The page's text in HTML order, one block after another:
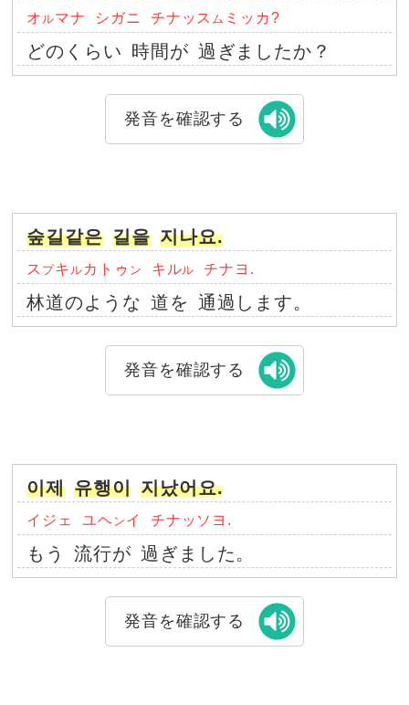
オ ルマナ シガニ チナッス ム ミッカ?
どのくらい 時間が 過ぎましたか？
発音を確認する
숲길같은 길을 지나요.
ス プキ ル カトゥ ン キルル チナヨ.
林道のような 道を 通過します。
発音を確認する
이제 유행이 지났어요.
イジェ ユヘン イ チナッソヨ.
もう 流行が 過ぎました。
発音を確認する